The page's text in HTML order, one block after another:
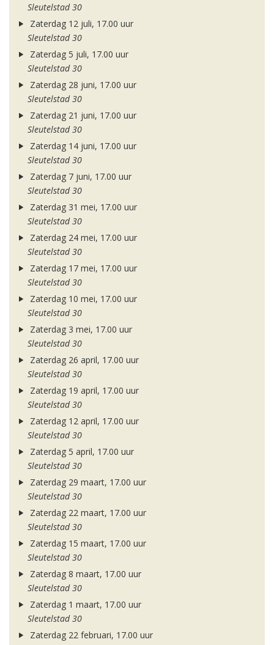
Sleutelstad 30
Zaterdag 12 juli, 17.00 uur
Sleutelstad 30
Zaterdag 5 juli, 17.00 uur
Sleutelstad 30
Zaterdag 28 juni, 17.00 uur
Sleutelstad 30
Zaterdag 21 juni, 17.00 uur
Sleutelstad 30
Zaterdag 14 juni, 17.00 uur
Sleutelstad 30
Zaterdag 7 juni, 17.00 uur
Sleutelstad 30
Zaterdag 31 mei, 17.00 uur
Sleutelstad 30
Zaterdag 24 mei, 17.00 uur
Sleutelstad 30
Zaterdag 17 mei, 17.00 uur
Sleutelstad 30
Zaterdag 10 mei, 17.00 uur
Sleutelstad 30
Zaterdag 3 mei, 17.00 uur
Sleutelstad 30
Zaterdag 26 april, 17.00 uur
Sleutelstad 30
Zaterdag 19 april, 17.00 uur
Sleutelstad 30
Zaterdag 12 april, 17.00 uur
Sleutelstad 30
Zaterdag 5 april, 17.00 uur
Sleutelstad 30
Zaterdag 29 maart, 17.00 uur
Sleutelstad 30
Zaterdag 22 maart, 17.00 uur
Sleutelstad 30
Zaterdag 15 maart, 17.00 uur
Sleutelstad 30
Zaterdag 8 maart, 17.00 uur
Sleutelstad 30
Zaterdag 1 maart, 17.00 uur
Sleutelstad 30
Zaterdag 22 februari, 17.00 uur